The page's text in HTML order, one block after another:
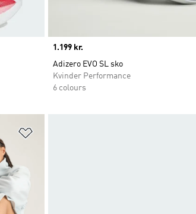
Price
1.199 kr.
Adizero EVO SL sko
Kvinder Performance
6 colours